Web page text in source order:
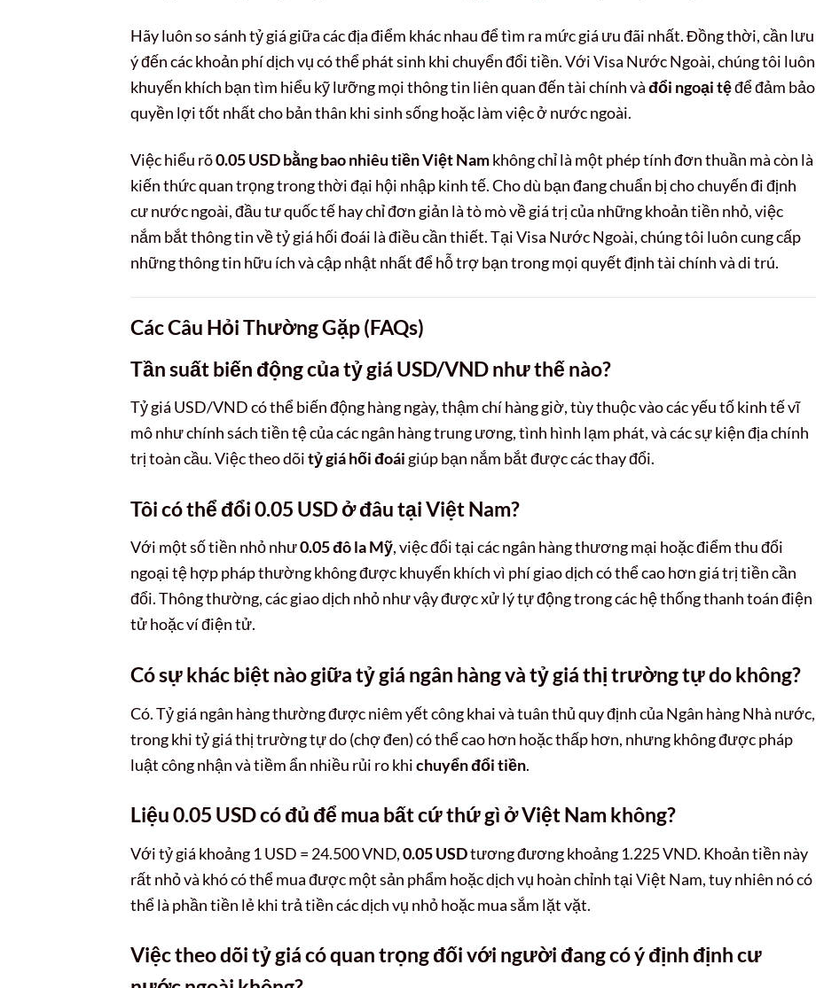
Hãy luôn so sánh tỷ giá giữa các địa điểm khác nhau để tìm ra mức giá ưu đãi nhất. Đồng thời, cần lưu
ý đến các khoản phí dịch vụ có thể phát sinh khi chuyển đổi tiền. Với Visa Nước Ngoài, chúng tôi luôn
khuyến khích bạn tìm hiểu kỹ lưỡng mọi thông tin liên quan đến tài chính vàđổi ngoại tệđể đảm bảo
quyền lợi tốt nhất cho bản thân khi sinh sống hoặc làm việc ở nước ngoài.
Việc hiểu rõ0.05 USD bằng bao nhiêu tiền Việt Namkhông chỉ là một phép tính đơn thuần mà còn là
kiến thức quan trọng trong thời đại hội nhập kinh tế. Cho dù bạn đang chuẩn bị cho chuyến đi định
cư nước ngoài, đầu tư quốc tế hay chỉ đơn giản là tò mò về giá trị của những khoản tiền nhỏ, việc
nắm bắt thông tin về tỷ giá hối đoái là điều cần thiết. Tại Visa Nước Ngoài, chúng tôi luôn cung cấp
những thông tin hữu ích và cập nhật nhất để hỗ trợ bạn trong mọi quyết định tài chính và di trú.
Các Câu Hỏi Thường Gặp (FAQs)
Tần suất biến động của tỷ giá USD/VND như thế nào?
Tỷ giá USD/VND có thể biến động hàng ngày, thậm chí hàng giờ, tùy thuộc vào các yếu tố kinh tế vĩ
mô như chính sách tiền tệ của các ngân hàng trung ương, tình hình lạm phát, và các sự kiện địa chính
trị toàn cầu. Việc theo dõitỷ giá hối đoái giúp bạn nắm bắt được các thay đổi.
Tôi có thể đổi 0.05 USD ở đâu tại Việt Nam?
Với một số tiền nhỏ như0.05 đô la Mỹ, việc đổi tại các ngân hàng thương mại hoặc điểm thu đổi
ngoại tệ hợp pháp thường không được khuyến khích vì phí giao dịch có thể cao hơn giá trị tiền cần
đổi. Thông thường, các giao dịch nhỏ như vậy được xử lý tự động trong các hệ thống thanh toán điện
tử hoặc ví điện tử.
Có sự khác biệt nào giữa tỷ giá ngân hàng và tỷ giá thị trường tự do không?
Có. Tỷ giá ngân hàng thường được niêm yết công khai và tuân thủ quy định của Ngân hàng Nhà nước,
trong khi tỷ giá thị trường tự do (chợ đen) có thể cao hơn hoặc thấp hơn, nhưng không được pháp
luật công nhận và tiềm ẩn nhiều rủi ro khichuyển đổi tiền.
Liệu 0.05 USD có đủ để mua bất cứ thứ gì ở Việt Nam không?
Với tỷ giá khoảng 1 USD = 24.500 VND,0.05 USDtương đương khoảng 1.225 VND. Khoản tiền này
rất nhỏ và khó có thể mua được một sản phẩm hoặc dịch vụ hoàn chỉnh tại Việt Nam, tuy nhiên nó có
thể là phần tiền lẻ khi trả tiền các dịch vụ nhỏ hoặc mua sắm lặt vặt.
Việc theo dõi tỷ giá có quan trọng đối với người đang có ý định định cư